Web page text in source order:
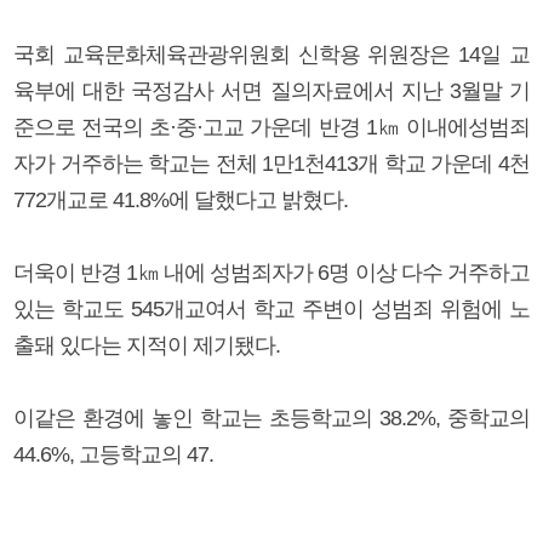
국회 교육문화체육관광위원회 신학용 위원장은 14일 교
육부에 대한 국정감사 서면 질의자료에서 지난 3월말 기
준으로 전국의 초·중·고교 가운데 반경 1㎞ 이내에성범죄
자가 거주하는 학교는 전체 1만1천413개 학교 가운데 4천
772개교로 41.8%에 달했다고 밝혔다.
더욱이 반경 1㎞ 내에 성범죄자가 6명 이상 다수 거주하고
있는 학교도 545개교여서 학교 주변이 성범죄 위험에 노
출돼 있다는 지적이 제기됐다.
이같은 환경에 놓인 학교는 초등학교의 38.2%, 중학교의
44.6%, 고등학교의 47.